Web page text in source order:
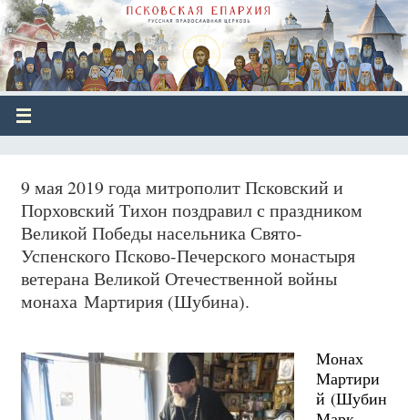
9 мая 2019 года митрополит Псковский и
Порховский Тихон поздравил с праздником
Великой Победы насельника Свято-
Успенского Псково-Печерского монастыря
ветерана Великой Отечественной войны
монаха Мартирия (Шубина).
Монах
Мартири
й (Шубин